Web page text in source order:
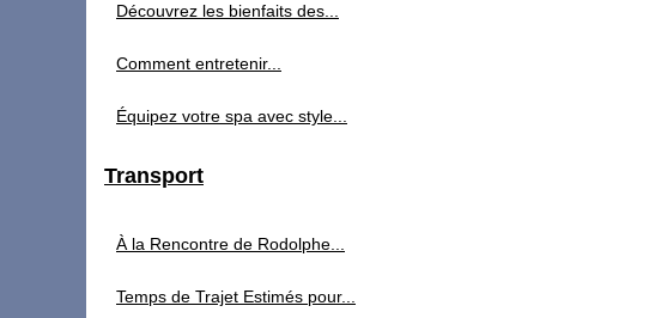
Découvrez les bienfaits des...
Comment entretenir...
Équipez votre spa avec style...
Transport
À la Rencontre de Rodolphe...
Temps de Trajet Estimés pour...